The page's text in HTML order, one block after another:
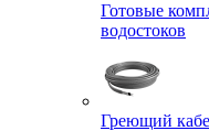
Готовые
водостоков
Греющий